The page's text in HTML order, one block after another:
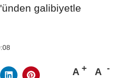
galibiyetle
A A